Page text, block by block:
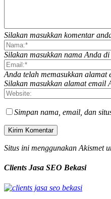
Silakan masukkan komentar
Silakan masukkan nama Anda
Anda telah memasukkan alamat
Silakan masukkan alamat email
Simpan nama, email, dan
Situs ini menggunakan Akismet
Clients Jasa SEO Bekasi